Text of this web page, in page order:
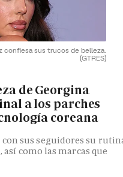
confiesa sus trucos de belleza.
(GTRES)
de Georgina
a los parches
coreana
sus seguidores su
como las marcas que